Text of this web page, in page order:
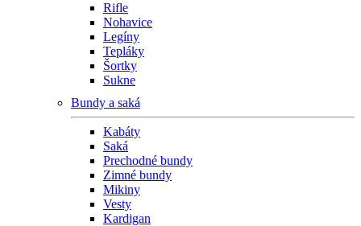
Rifle
Nohavice
Legíny
Tepláky
Šortky
Sukne
Bundy a saká
Kabáty
Saká
Prechodné bundy
Zimné bundy
Mikiny
Vesty
Kardigan